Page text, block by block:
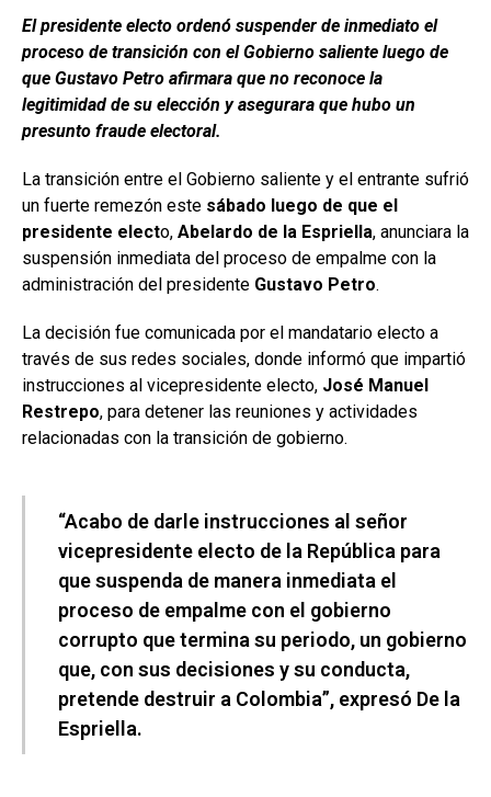
El presidente electo ordenó suspender de inmediato el
proceso de transición con el Gobierno saliente luego de
que Gustavo Petro afirmara que no reconoce la
legitimidad de su elección y asegurara que hubo un
presunto fraude electoral.
La transición entre el Gobierno saliente y el entrante sufrió
un fuerte remezón este sábado luego de que el
presidente electo, Abelardo de la Espriella, anunciara la
suspensión inmediata del proceso de empalme con la
administración del presidente Gustavo Petro.
La decisión fue comunicada por el mandatario electo a
través de sus redes sociales, donde informó que impartió
instrucciones al vicepresidente electo, José Manuel
Restrepo, para detener las reuniones y actividades
relacionadas con la transición de gobierno.
“Acabo de darle instrucciones al señor
vicepresidente electo de la República para
que suspenda de manera inmediata el
proceso de empalme con el gobierno
corrupto que termina su periodo, un gobierno
que, con sus decisiones y su conducta,
pretende destruir a Colombia”, expresó De la
Espriella.